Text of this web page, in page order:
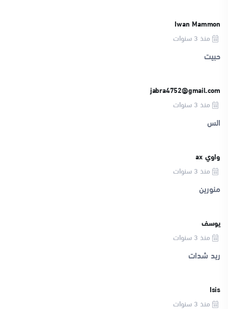
Iwan Mammon
منذ 3 سنوات
‏حبيت
jabra4752@gmail.com
منذ 3 سنوات
الس
واوي ax
منذ 3 سنوات
منورين
يوسف
منذ 3 سنوات
ريد شدات
Isis
منذ 3 سنوات